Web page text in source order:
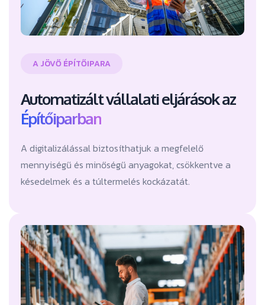
A JÖVŐ ÉPÍTŐIPARA
Automatizált vállalati eljárások az
Építőiparban
A digitalizálással biztosíthatjuk a megfelelő
mennyiségű és minőségű anyagokat, csökkentve a
késedelmek és a túltermelés kockázatát.